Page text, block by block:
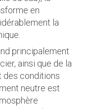
en
la
principalement
ainsi que de la
conditions
neutre est